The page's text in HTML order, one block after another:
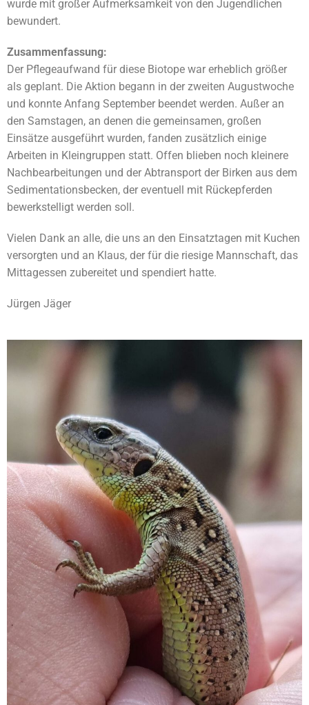
wurde mit großer Aufmerksamkeit von den Jugendlichen
bewundert.
Zusammenfassung:
Der Pflegeaufwand für diese Biotope war erheblich größer
als geplant. Die Aktion begann in der zweiten Augustwoche
und konnte Anfang September beendet werden. Außer an
den Samstagen, an denen die gemeinsamen, großen
Einsätze ausgeführt wurden, fanden zusätzlich einige
Arbeiten in Kleingruppen statt. Offen blieben noch kleinere
Nachbearbeitungen und der Abtransport der Birken aus dem
Sedimentationsbecken, der eventuell mit Rückepferden
bewerkstelligt werden soll.
Vielen Dank an alle, die uns an den Einsatztagen mit Kuchen
versorgten und an Klaus, der für die riesige Mannschaft, das
Mittagessen zubereitet und spendiert hatte.
Jürgen Jäger